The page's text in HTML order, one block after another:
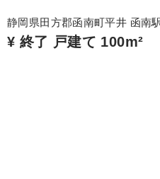
静岡県田方郡函南町平井 函南
¥ 終了 戸建て 100m²